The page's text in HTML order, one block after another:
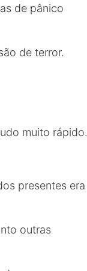
de pânico
de terror.
muito rápido.
presentes era
outras